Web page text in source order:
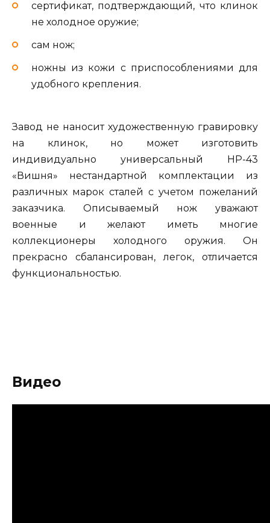
сертификат, подтверждающий, что клинок
не холодное оружие;
сам нож;
ножны из кожи с приспособлениями для
удобного крепления.
Завод не наносит художественную гравировку
на клинок, но может изготовить
индивидуально универсальный НР-43
«Вишня» нестандартной комплектации из
различных марок сталей с учетом пожеланий
заказчика. Описываемый нож уважают
военные и желают иметь многие
коллекционеры холодного оружия. Он
прекрасно сбалансирован, легок, отличается
функциональностью.
Видео